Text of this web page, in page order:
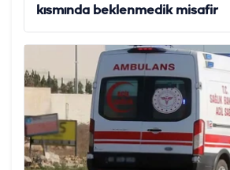
kısmında beklenmedik misafir